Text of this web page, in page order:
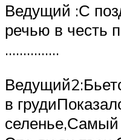
Ведущий :С
речью в честь
……………
в